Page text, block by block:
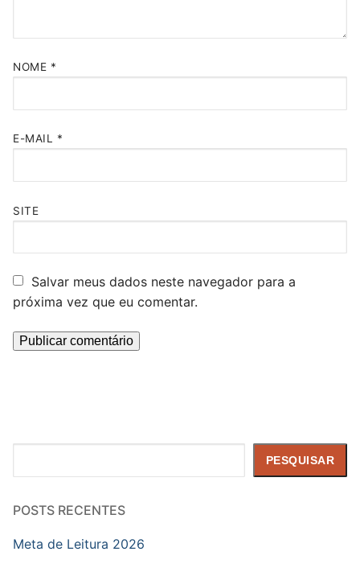
NOME *
E-MAIL *
SITE
Salvar meus dados neste navegador para a
próxima vez que eu comentar.
PESQUISAR
POSTS RECENTES
Meta de Leitura 2026